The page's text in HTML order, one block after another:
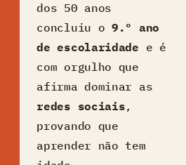
dos 50 anos
concluiu o9.º ano
de escolaridade e é
com orgulho que
afirma dominar as
redes sociais,
provando que
aprender não tem